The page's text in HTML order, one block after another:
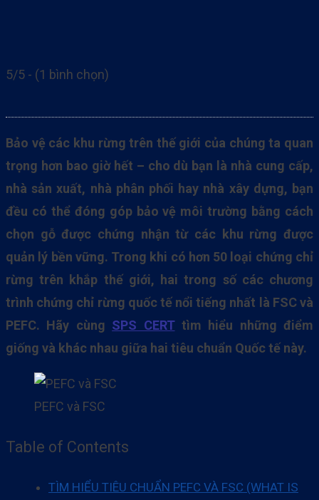
5/5 - (1 bình chọn)
Bảo vệ các khu rừng trên thế giới của chúng ta quan
trọng hơn bao giờ hết – cho dù bạn là nhà cung cấp,
nhà sản xuất, nhà phân phối hay nhà xây dựng, bạn
đều có thể đóng góp bảo vệ môi trường bằng cách
chọn gỗ được chứng nhận từ các khu rừng được
quản lý bền vững. Trong khi có hơn 50 loại chứng chỉ
rừng trên khắp thế giới, hai trong số các chương
trình chứng chỉ rừng quốc tế nổi tiếng nhất là FSC và
PEFC. Hãy cùng SPS CERTtìm hiểu những điểm
giống và khác nhau giữa hai tiêu chuẩn Quốc tế này.
PEFC và FSC
Table of Contents
TÌM HIỂU TIÊU CHUẨN PEFC VÀ FSC (WHAT IS